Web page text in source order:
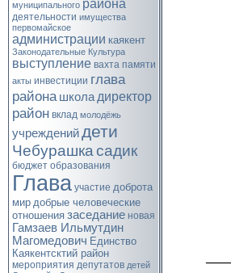
муниципального района
деятельности имущества
первомайское
администрации каякент
Законодательные Культура
выступление вахта памяти
акты инвестиции глава
района школа директор
район вклад молодёжь
учрежденийдети
Чебурашкасадик
бюджет образования
Глава участие доброта
мир добрые человеческие
отношения заседание новая
Гамзаев Ильмутдин
Магомедович Единство
Каякентсктий район
мероприятия депутатов детей